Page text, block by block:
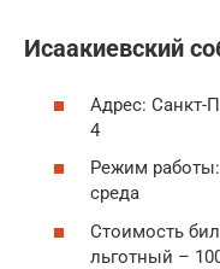
Исаакиевский
Адрес: Санкт-
4
Режим
среда
Стоимость
льготный –